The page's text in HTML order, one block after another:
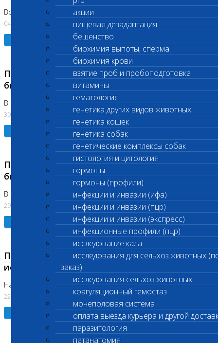
акции
пищевая дезадаптация
бешенство
биохимия выпоты, сперма
биохимия крови
взятие проб и пробоподготовка
витамины
гематология
генетика других видов животных
генетика кошек
генетика собак
генетические комплексы собак
гистология и цитология
гормоны
гормоны (профили)
инфекции и инвазии (ифа)
инфекции и инвазии (пцр)
инфекции и инвазии (экспресс)
инфекционные профили (пцр)
исследование кала
исследования для сельхоз.животных
заказ)
исследования сельхоз.животных
коагуляционный гемостаз
мочеполовая система
оплата выезда курьера и другой
паразитология
патанатомия
Во Владыкино
04.08.2026
Подробнее
Приостановлено выполнение срочных
биохимических исследований
В Сколково. Код (123,309,310)
30.07.2026
Подробнее
Приостановлено выполнение срочных
биохимических исследований
В Бутово 29.07.26
29.07.2026
Подробнее
Приостановлено выполнение биохимических
исследований
На Нагорной. Код ( 123,310,309)
22.07.2026
Подробнее